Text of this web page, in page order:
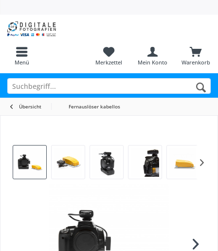
Menü Warenkorb
Merkzettel Mein Konto
Übersicht Fernauslöser kabellos